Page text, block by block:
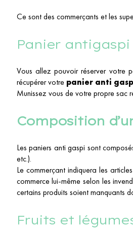
Ce sont des commerçants et les
Panier
Vous allez pouvoir réserver votre
récupérer votre panier anti
Munissez vous de votre propre sac
Composition
Les paniers anti gaspi sont
etc.).
Le commerçant indiquera les
commerce lui-même selon les
certains produits soient manquants
Fruits et